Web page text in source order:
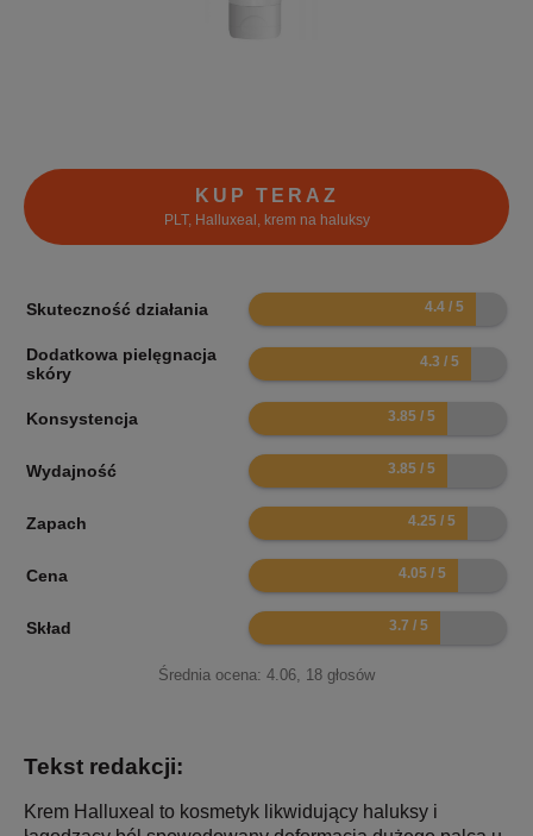
KUP TERAZ
PLT, Halluxeal, krem na haluksy
Skuteczność działania 8.8
Dodatkowa pielęgnacja
skóry
8.6
Konsystencja 7.7
Wydajność 7.7
Zapach 8.5
Cena 8.1
Skład 7.4
Średnia ocena: 4.06, 18 głosów
Tekst redakcji:
Krem Halluxeal to kosmetyk likwidujący haluksy i